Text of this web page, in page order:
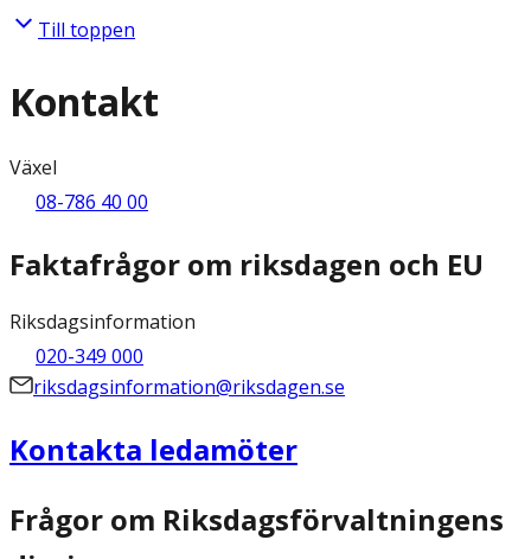
Till toppen
Kontakt
Växel
08-786 40 00
Faktafrågor om riksdagen och EU
Riksdagsinformation
020-349 000
riksdagsinformation@riksdagen.se
Kontakta ledamöter
Frågor om Riksdagsförvaltningens